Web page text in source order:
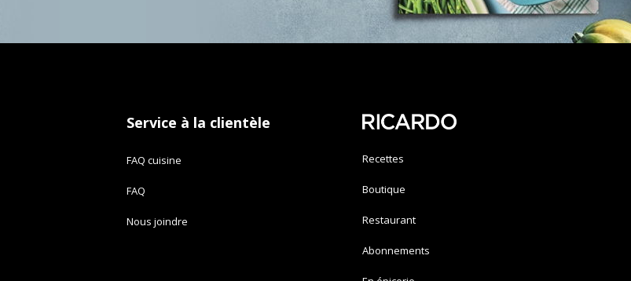
Service à la clientèle
FAQ cuisine
FAQ
Nous joindre
Recettes
Boutique
Restaurant
Abonnements